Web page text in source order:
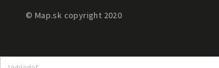
© Map.sk copyright 2020
Search